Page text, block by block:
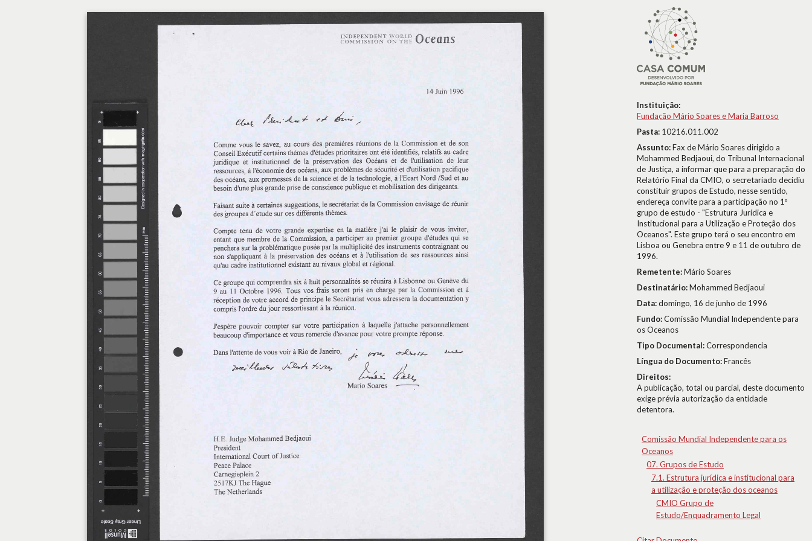
Instituição:
Fundação Mário Soares e Maria Barroso
Pasta: 10216.011.002
Assunto:Fax de Mário Soares dirigido a
Mohammed Bedjaoui, do Tribunal Internacional
de Justiça, a informar que para a preparação do
Relatório Final da CMIO, o secretariado decidiu
constituir grupos de Estudo, nesse sentido,
endereça convite para a participação no 1º
grupo de estudo - "Estrutura Jurídica e
Institucional para a Utilização e Proteção dos
Oceanos". Este grupo terá o seu encontro em
Lisboa ou Genebra entre 9 e 11 de outubro de
1996.
Remetente:Mário Soares
Destinatário:Mohammed Bedjaoui
Data:domingo, 16 de junho de 1996
Fundo:Comissão Mundial Independente para
os Oceanos
Tipo Documental:Correspondencia
Língua do Documento:Francês
Direitos:
A publicação, total ou parcial, deste documento
exige prévia autorização da entidade
detentora.
Comissão Mundial Independente para os
Oceanos
07. Grupos de Estudo
7.1. Estrutura jurídica e institucional para
a utilização e proteção dos oceanos
CMIO Grupo de
Estudo/Enquadramento Legal